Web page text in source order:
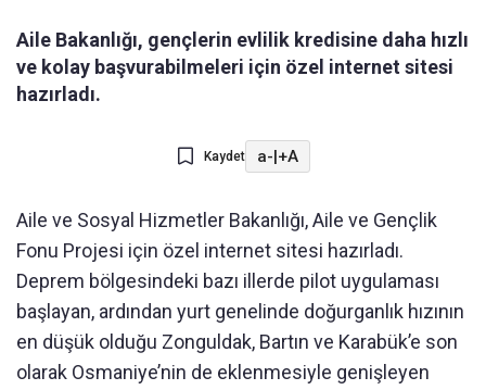
Aile Bakanlığı, gençlerin evlilik kredisine daha hızlı
ve kolay başvurabilmeleri için özel internet sitesi
hazırladı.
Kaydet a-|+A
Aile ve Sosyal Hizmetler Bakanlığı, Aile ve Gençlik
Fonu Projesi için özel internet sitesi hazırladı.
Deprem bölgesindeki bazı illerde pilot uygulaması
başlayan, ardından yurt genelinde doğurganlık hızının
en düşük olduğu Zonguldak, Bartın ve Karabük’e son
olarak Osmaniye’nin de eklenmesiyle genişleyen